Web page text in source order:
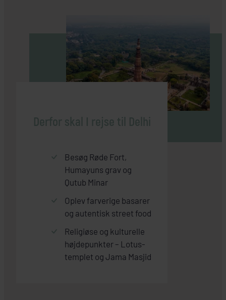
Derfor skal I rejse til Delhi
Besøg Røde Fort,
Humayuns grav og
Qutub Minar
Oplev farverige basarer
og autentisk street food
Religiøse og kulturelle
højdepunkter – Lotus-
templet og Jama Masjid